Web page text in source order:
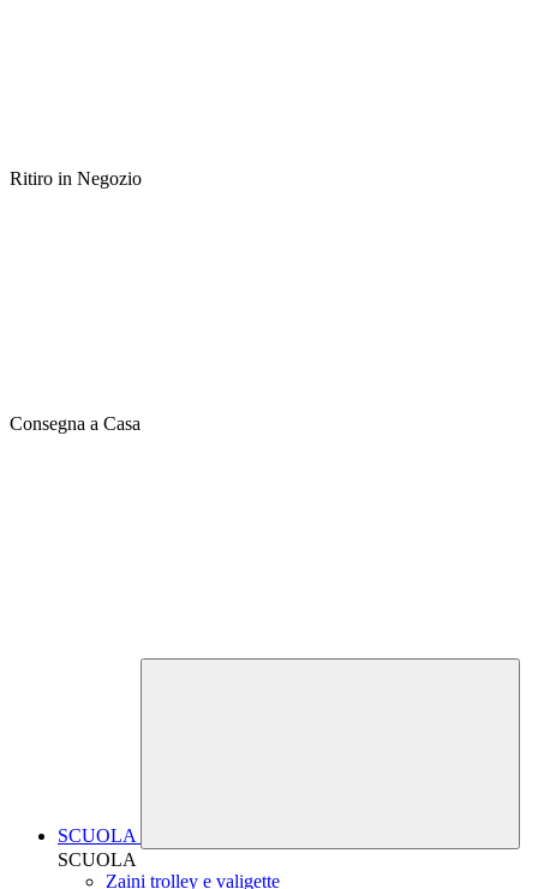
Ritiro in Negozio
Consegna a Casa
SCUOLA
SCUOLA
Zaini trolley e valigette